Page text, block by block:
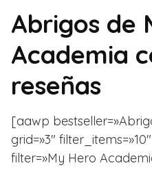
Abrigos de
Academia
reseñas
[aawp
grid=»3″
filter=»My Hero